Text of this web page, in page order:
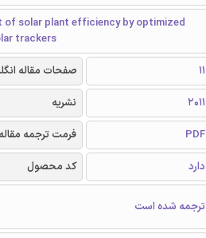
solar plant efficiency by optimized
trackers
11 صفحات مقاله
2011 نشریه
PDF فرمت ترجمه مقاله
دارد کد محصول
ترجمه شده است